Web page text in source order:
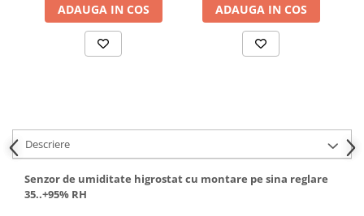
ADAUGA IN COS ADAUGA IN COS
Descriere
Senzor de umiditate higrostat cu montare pe sina reglare
35..+95% RH